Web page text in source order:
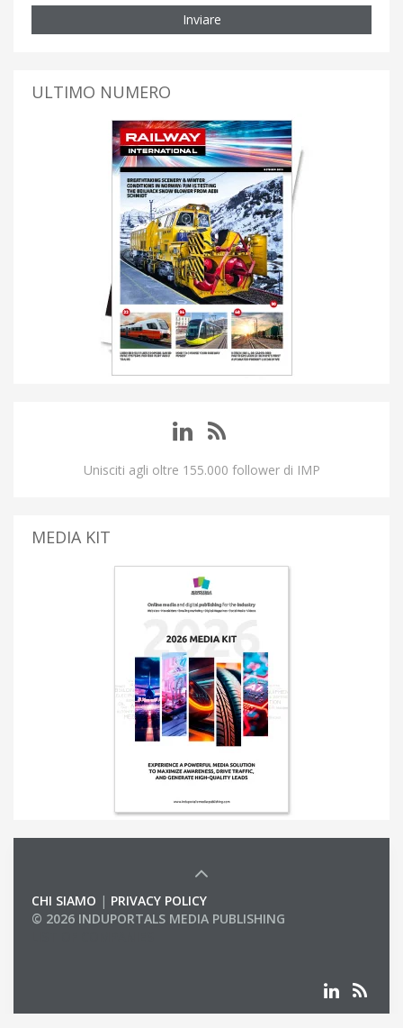
Inviare
ULTIMO NUMERO
Unisciti agli oltre 155.000 follower di IMP
MEDIA KIT
CHI SIAMO | PRIVACY POLICY
© 2026 INDUPORTALS MEDIA PUBLISHING